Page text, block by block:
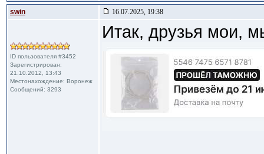
swin 16.07.2025, 19:38
ID пользователя #3452
Зарегистрирован:
21.10.2012, 13:43
Местонахождение: Воронеж
Сообщений: 3293
Итак, друзья мои,